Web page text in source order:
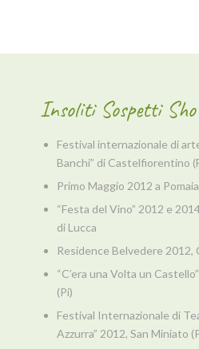
Insoliti Sospetti
Festival internazionale di
Banchi” di Castelfiorentino
Primo Maggio 2012 a Pomaia
“Festa del Vino” 2012 e
di Lucca
Residence Belvedere 2012,
“C’era una Volta un
(Pi)
Festival Internazionale di
Azzurra” 2012, San Miniato